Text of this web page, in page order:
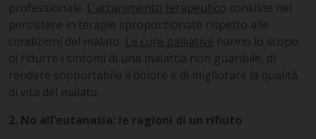
professionale. L’accanimento terapeutico consiste nel
persistere in terapie sproporzionate rispetto alle
condizioni del malato. Le cure palliative hanno lo scopo
di ridurre i sintomi di una malattia non guaribile, di
rendere sopportabile il dolore e di migliorare la qualità
di vita del malato.
2. No all’eutanasia: le ragioni di un rifiuto